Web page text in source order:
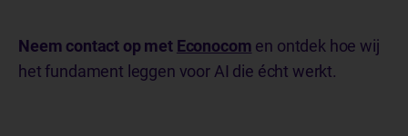
Neem contact op met Econocom en ontdek hoe wij
het fundament leggen voor AI die écht werkt.